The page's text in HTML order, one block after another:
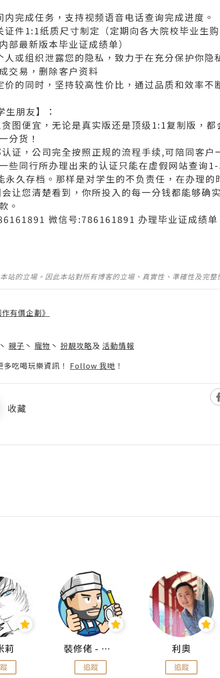
完成任务，支持视频语音电话查询完成进度。
件1:1纸质尺寸制定（定期向各大院校毕业生
部最新版本毕业证成绩单）
或组织泄露您的隐私，致力于在充分保护你隐
交易，删除客户资料
的同时，坚持较高性价比，通过品质和效率不
朋友】：
图便宜，无论是真实版还是顶级1:1复制版，都
分货！
证，公司完全按照正规的流程手续,可陪同客户
些同行所办理出来的认证只能在虚假网站查询1-
久存档。那样是对学生的不负责任，在办理的
让您清楚看到，你所投入的每一分钱都能够确
。
微信号:786161891 办理毕业证成绩单
站的立場。因此本站對所有博客的立場、真實性、準確性及完整
有價企劃》
丶 親子 丶 寵物 丶 扮靚攻略及 活動情報
吃喝玩樂資訊！ Follow 我哋 ！
收藏
莉 裝修佬 - 香港一站式網上裝修平台
追蹤
利奧
追蹤